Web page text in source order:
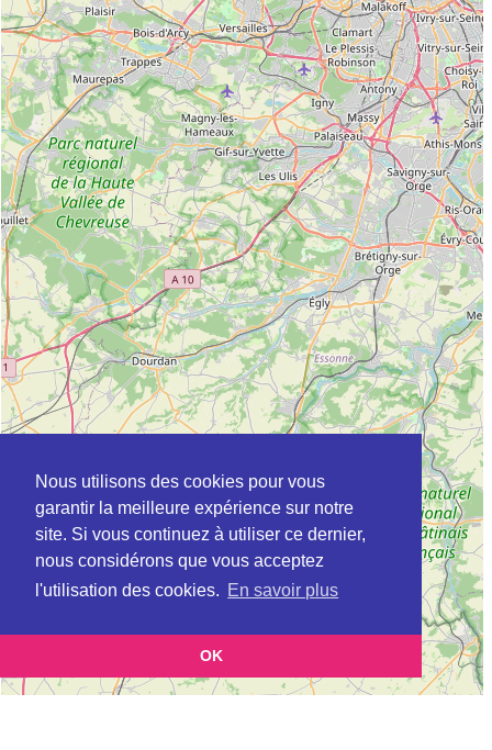
Nous utilisons des cookies pour vous
garantir la meilleure expérience sur notre
site. Si vous continuez à utiliser ce dernier,
nous considérons que vous acceptez
l'utilisation des cookies. En savoir plus
OK